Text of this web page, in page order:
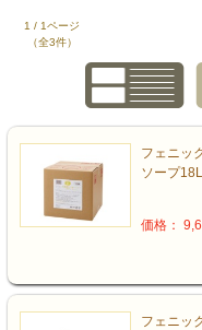
1 / 1ページ
（全3件）
フェニッ
ソープ18L
価格：
フェニッ